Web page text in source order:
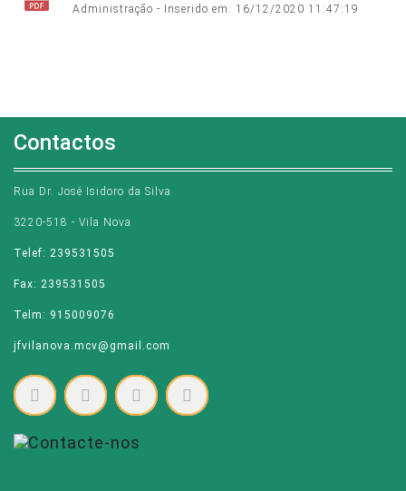
Administração - Inserido em: 16/12/2020 11:47:19
Contactos
Rua Dr. José Isidoro da Silva
3220-518 - Vila Nova
Telef: 239531505
Fax: 239531505
Telm: 915009076
jfvilanova.mcv@gmail.com